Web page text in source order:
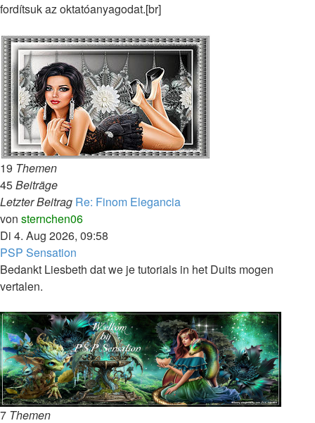
fordítsuk az oktatóanyagodat.[br]
19 Themen
45Beiträge
Letzter Beitrag Re: Finom Elegancia
von sternchen06Neuester
Beitrag
Di 4. Aug 2026, 09:58
PSP Sensation
Bedankt Liesbeth dat we je tutorials in het Duits mogen
vertalen.
7 Themen